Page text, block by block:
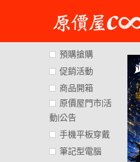
content
預購搶購
促銷活動
商品開箱
原價屋門市|活
動|公告
手機平板穿戴
筆記型電腦